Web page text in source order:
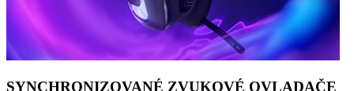
SYNCHRONIZOVANÉ ZVUKOVÉ OVLADAČE